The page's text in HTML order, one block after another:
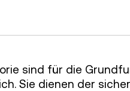
23
sind für die
Sie dienen der